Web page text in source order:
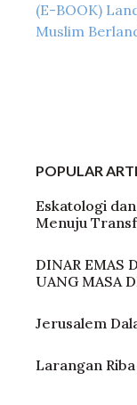
(E-BOOK)
Muslim
POPULAR
Eskatologi
Menuju
DINAR EMAS
UANG MASA
Jerusalem
Larangan